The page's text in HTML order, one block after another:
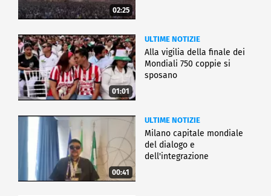
02:25
01:01
ULTIME NOTIZIE
Alla vigilia della finale dei
Mondiali 750 coppie si
sposano
00:41
ULTIME NOTIZIE
Milano capitale mondiale
del dialogo e
dell'integrazione